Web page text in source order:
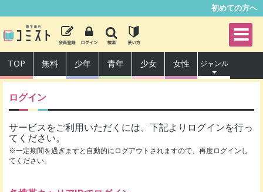
初めての方へ
TOP 無料 少年 青年 少女 女性 ジャンル
ログイン
サービスをご利用いただくには、下記よりログインを行っ
てください。
※一定期間を過ぎますと自動的にログアウトされますので、再度ログインし
てください。